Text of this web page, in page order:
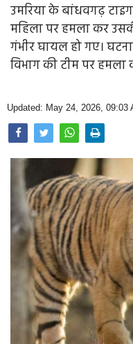
Farm & Food
Opinion
Photo Gallery
Home
उमरिया के बांधवगढ़
महिला पर हमला कर
गंभीर घायल हो गए।
विभाग की टीम पर हमला
Updated: May 24, 2026, 09:03